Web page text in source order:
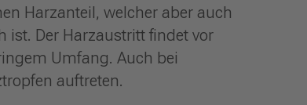
Harzanteil, welcher aber auch
ist. Der Harzaustritt findet vor
Umfang. Auch bei
auftreten.